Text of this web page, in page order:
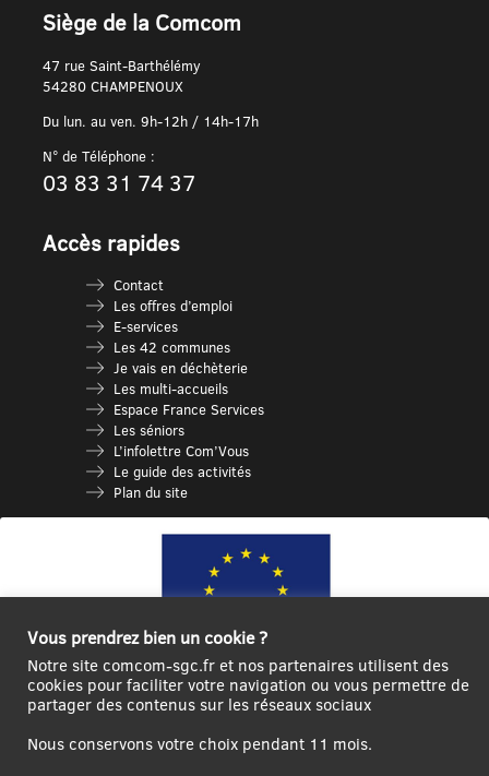
Siège de la Comcom
47 rue Saint-Barthélémy
54280 CHAMPENOUX
Du lun. au ven. 9h-12h / 14h-17h
N° de Téléphone :
03 83 31 74 37
Accès rapides
Contact
Les offres d’emploi
E-services
Les 42 communes
Je vais en déchèterie
Les multi-accueils
Espace France Services
Les séniors
L’infolettre Com’Vous
Le guide des activités
Plan du site
Ce site internet a été cofinancé par l’Union européenne avec le Fonds
Vous prendrez bien un cookie ?
Notre site comcom-sgc.fr et nos partenaires utilisent des
cookies pour faciliter votre navigation ou vous permettre de
partager des contenus sur les réseaux sociaux
Nous conservons votre choix pendant 11 mois.